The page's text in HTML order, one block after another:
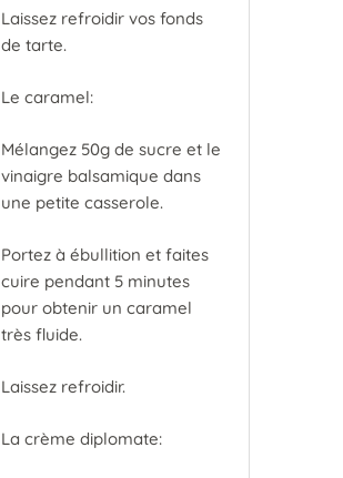
Laissez refroidir vos fonds
de tarte.
Le caramel:
Mélangez 50g de sucre et le
vinaigre balsamique dans
une petite casserole.
Portez à ébullition et faites
cuire pendant 5 minutes
pour obtenir un caramel
très fluide.
Laissez refroidir.
La crème diplomate: